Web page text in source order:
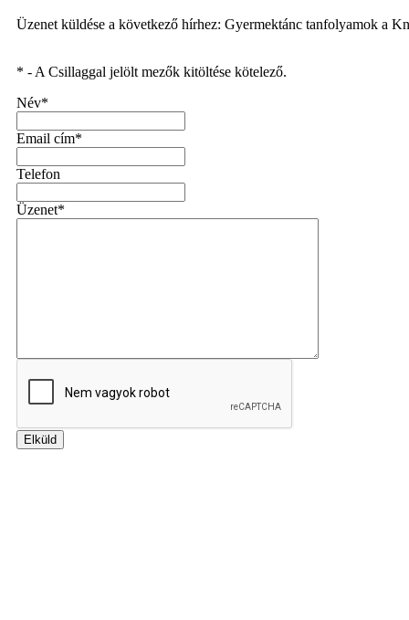
Üzenet küldése a következő hírhez: Gyermektánc tanfolyamok a
* - A Csillaggal jelölt mezők kitöltése kötelező.
Név*
Email cím*
Telefon
Üzenet*